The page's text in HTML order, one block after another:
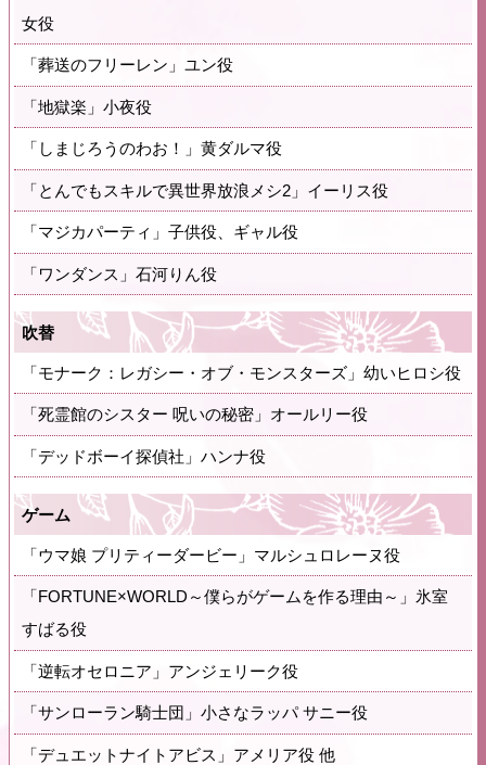
女役
「葬送のフリーレン」ユン役
「地獄楽」小夜役
「しまじろうのわお！」黄ダルマ役
「とんでもスキルで異世界放浪メシ2」イーリス役
「マジカパーティ」子供役、ギャル役
「ワンダンス」石河りん役
吹替
「モナーク：レガシー・オブ・モンスターズ」幼いヒロシ役
「死霊館のシスター 呪いの秘密」オールリー役
「デッドボーイ探偵社」ハンナ役
ゲーム
「ウマ娘 プリティーダービー」マルシュロレーヌ役
「FORTUNE×WORLD～僕らがゲームを作る理由～」氷室
すばる役
「逆転オセロニア」アンジェリーク役
「サンローラン騎士団」小さなラッパ サニー役
「デュエットナイトアビス」アメリア役 他